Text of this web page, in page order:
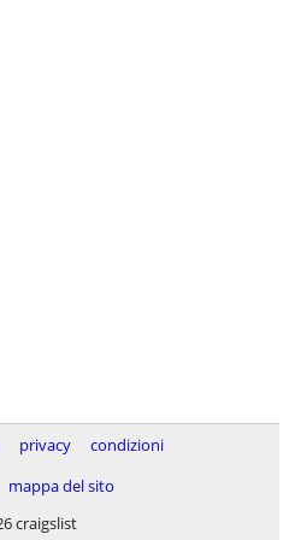
privacy
condizioni
mappa del sito
craigslist